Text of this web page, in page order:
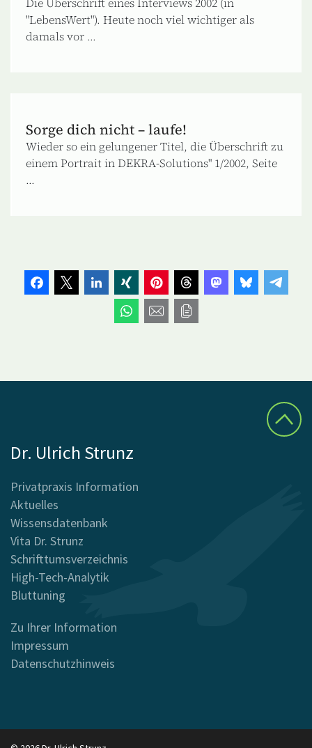
"LebensWert"). Heute noch viel wichtiger als
damals vor ...
Sorge dich nicht – laufe!
Wieder so ein gelungener Titel, die Überschrift zu
einem Portrait in DEKRA-Solutions" 1/2002, Seite
...
Dr. Ulrich Strunz
Privatpraxis Information
Aktuelles
Wissensdatenbank
Vita Dr. Strunz
Schrifttumsverzeichnis
High-Tech-Analytik
Bluttuning
Zu Ihrer Information
Impressum
Datenschutzhinweis